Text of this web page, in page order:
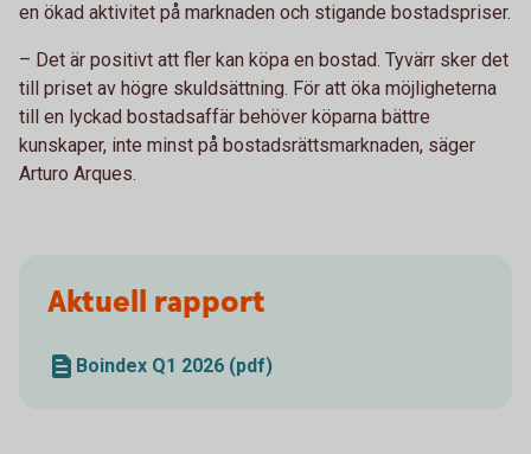
en ökad aktivitet på marknaden och stigande bostadspriser.
– Det är positivt att fler kan köpa en bostad. Tyvärr sker det
till priset av högre skuldsättning. För att öka möjligheterna
till en lyckad bostadsaffär behöver köparna bättre
kunskaper, inte minst på bostadsrättsmarknaden, säger
Arturo Arques.
Aktuell rapport
Boindex Q1 2026 (pdf)